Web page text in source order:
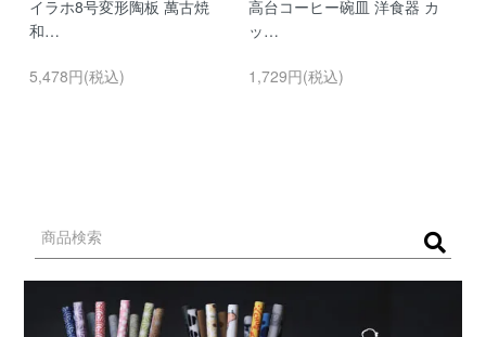
イラホ8号変形陶板 萬古焼
和…
5,478円(税込)
高台コーヒー碗皿 洋食器 カ
ッ…
1,729円(税込)